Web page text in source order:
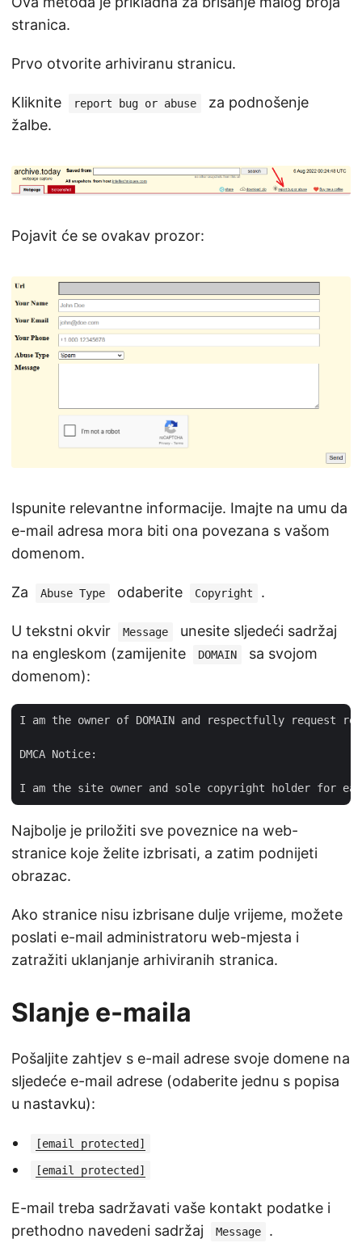
stranica.
Prvo otvorite arhiviranu stranicu.
Kliknite report bug or abuse
za podnošenje
žalbe.
Pojavit će se ovakav prozor:
Ispunite relevantne informacije. Imajte na umu da
e-mail adresa mora biti ona povezana s vašom
domenom.
Za Abuse Type odaberite Copyright .
U tekstni okvir Message
unesite sljedeći sadržaj
na engleskom (zamijenite
DOMAIN
sa svojom
domenom):
I am the owner of DOMAIN and respectfully request
DMCA Notice:
Najbolje je priložiti sve poveznice na web-
stranice koje želite izbrisati, a zatim podnijeti
obrazac.
Ako stranice nisu izbrisane dulje vrijeme, možete
poslati e-mail administratoru web-mjesta i
zatražiti uklanjanje arhiviranih stranica.
Slanje e-maila
Pošaljite zahtjev s e-mail adrese svoje domene na
sljedeće e-mail adrese (odaberite jednu s popisa
u nastavku):
[email protected]
[email protected]
E-mail treba sadržavati vaše kontakt podatke i
prethodno navedeni sadržaj
Message .